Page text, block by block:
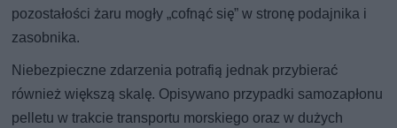
pozostałości żaru mogły „cofnąć się” w stronę podajnika i
zasobnika.
Niebezpieczne zdarzenia potrafią jednak przybierać
również większą skalę. Opisywano przypadki samozapłonu
pelletu w trakcie transportu morskiego oraz w dużych